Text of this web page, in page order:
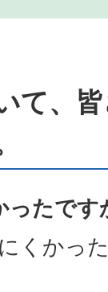
て、
ったです
くかっ